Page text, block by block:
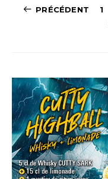
PRÉCÉDENT 1